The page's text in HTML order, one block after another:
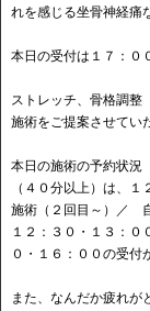
れを感じる坐骨神経痛
本日の受付は１７：０
ストレッチ、骨格調整
施術をご提案させてい
本日の施術の予約状
（４０分以上）は、
施術（２回目～）／
１２：３０・１３：０
０・１６：００の受付
また、なんだか疲れが